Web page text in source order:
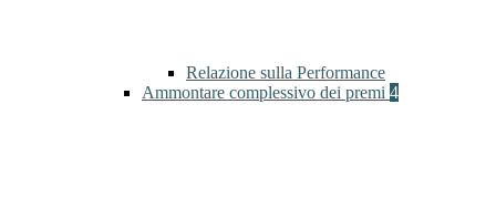
Relazione sulla Performance
Ammontare complessivo dei premi 4